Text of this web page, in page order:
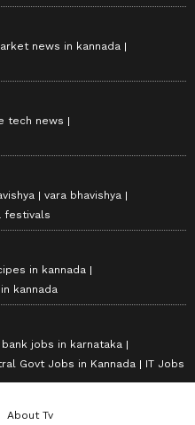
news in kannada
tech news
vara bhavishya
festivals
in kannada
kannada
bank jobs in karnataka
Govt Jobs in Kannada IT Jobs
About Tv